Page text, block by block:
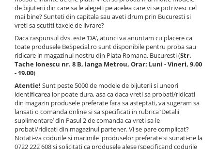
de bijuterii din care sa le alegeti pe acelea care vi se potrivesc cel
mai bine? Sunteti din capitala sau aveti drum prin Bucuresti si
vreti sa scutiti taxele de livrare?
Daca raspunsul dvs. este ‘DA’, atunci va anuntam cu placere ca
toate produsele BeSpecial.ro sunt disponibile pentru proba sau
ridicare in magazinul nostru din Piata Romana, Bucuresti (Str.
Tache Ionescu nr. 8 B, langa Metrou, Orar: Luni - Vineri, 9.00
- 19.00)
Atentie! Sunt peste 5000 de modele de bijuterii si uneori
identificarea lor poate dura, asa ca daca vreti sa probati/ridicati
din magazin produsele preferate fara sa asteptati, va sugeram sa
lansati o comanda online si sa specificati in rubrica ‘Detalii
suplimentare’ din Pasul 2 de comanda ca vreti sa le
probati/ridicati din magazinul partener. Vi se pare complicat?
Notati-va codurile si marimile produselor preferate si sunati-ne la
0722 222 608 si solicitati ca produsele alese (specificand codurile